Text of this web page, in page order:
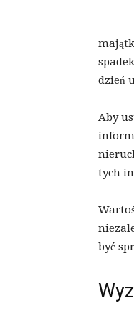
dzień
Aby
tych
być